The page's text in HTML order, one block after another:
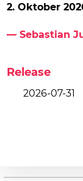
2. Oktober
— Sebastian
Release
2026-07-31